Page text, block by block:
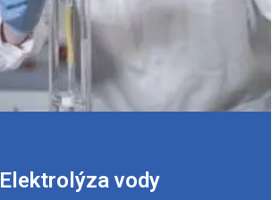
Elektrolýza vody